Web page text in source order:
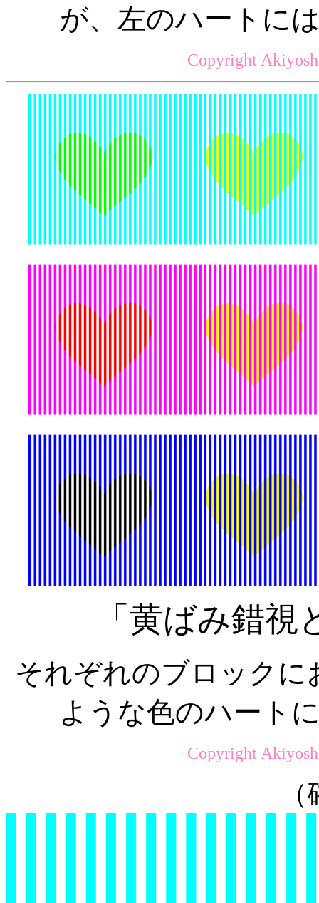
が、左のハートに
Copyright
「黄ばみ錯
それぞれのブロック
ような色のハート
Copyright